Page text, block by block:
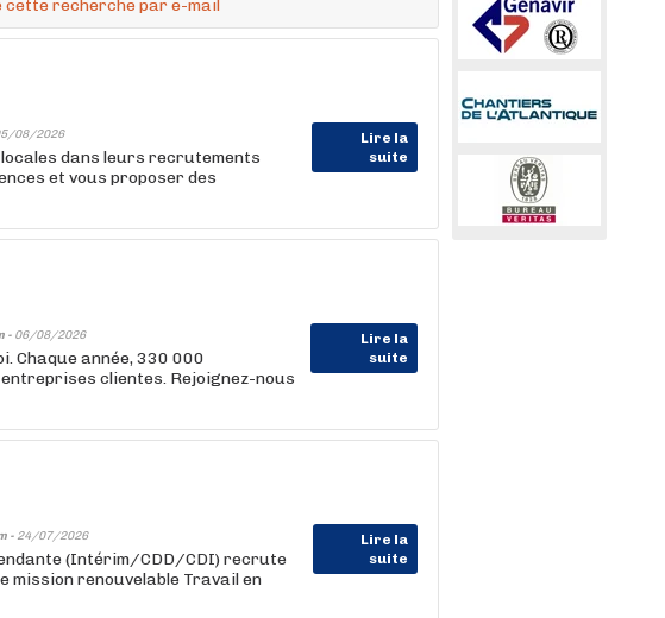
cette recherche par e-mail
08/2026
Lire la
suite
dans leurs recrutements
et vous proposer des
- 06/08/2026
Lire la
suite
Chaque année, 330 000
clientes. Rejoignez-nous
- 24/07/2026
Lire la
suite
(Intérim/CDD/CDI) recrute
mission renouvelable Travail en